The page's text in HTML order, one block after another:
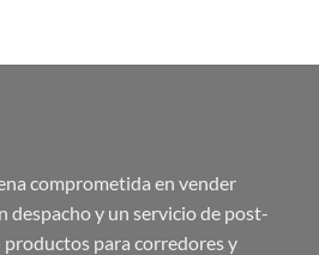
comprometida en vender
despacho y un servicio de post-
para corredores y